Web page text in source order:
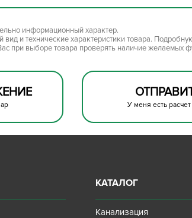
информационный характер.
и технические характеристики товара.
при выборе товара проверять наличие желаемых
У меня есть
КАТАЛОГ
Канализация